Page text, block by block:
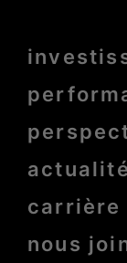
Menu
bold
carrière
nous